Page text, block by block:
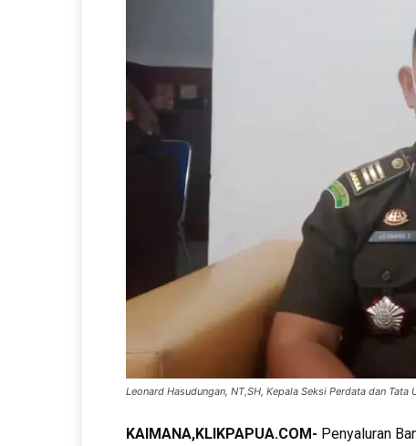
Leonard Hasudungan, NT,SH, Kepala Seksi Perdata dan Tata
KAIMANA,KLIKPAPUA.COM- Penyaluran